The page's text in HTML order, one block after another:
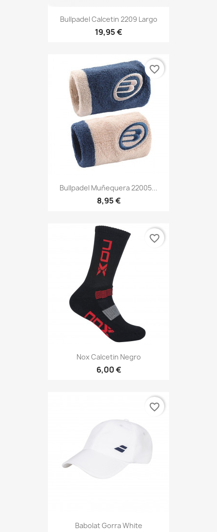
Bullpadel Calcetin 2209 Largo
19,95 €
Bullpadel Muñequera 22005...
8,95 €
favorite_border
Nox Calcetin Negro
6,00 €
favorite_border
Babolat Gorra White
favorite_border